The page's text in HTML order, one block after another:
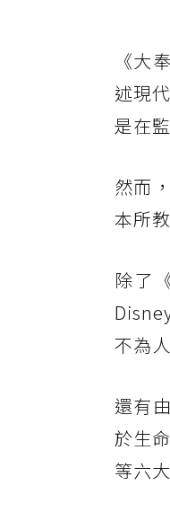
《大
述現
是在
然而
本所
除了
不為
還有
於生
等六